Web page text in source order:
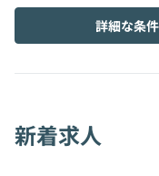
詳細な条
新着求人